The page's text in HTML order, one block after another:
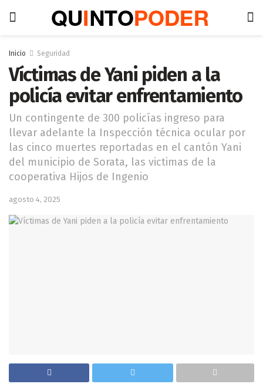
Inicio Seguridad
Víctimas de Yani piden a la
policía evitar enfrentamiento
Un contingente de 300 policías ingreso para
llevar adelante la Inspección técnica ocular por
las cinco muertes reportadas en el cantón Yani
del municipio de Sorata, las victimas de la
cooperativa Hijos de Ingenio
agosto 4, 2025